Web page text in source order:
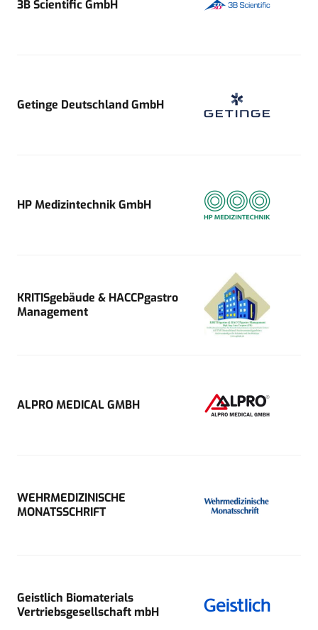
3B Scientific GmbH
Getinge Deutschland GmbH
HP Medizintechnik GmbH
KRITISgebäude & HACCPgastro
Management
ALPRO MEDICAL GMBH
WEHRMEDIZINISCHE
MONATSSCHRIFT
Geistlich Biomaterials
Vertriebsgesellschaft mbH